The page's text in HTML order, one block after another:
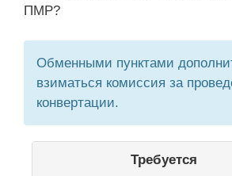
ПМР?
Обменными пунктами
взиматься комиссия за
конвертации.
Требуется